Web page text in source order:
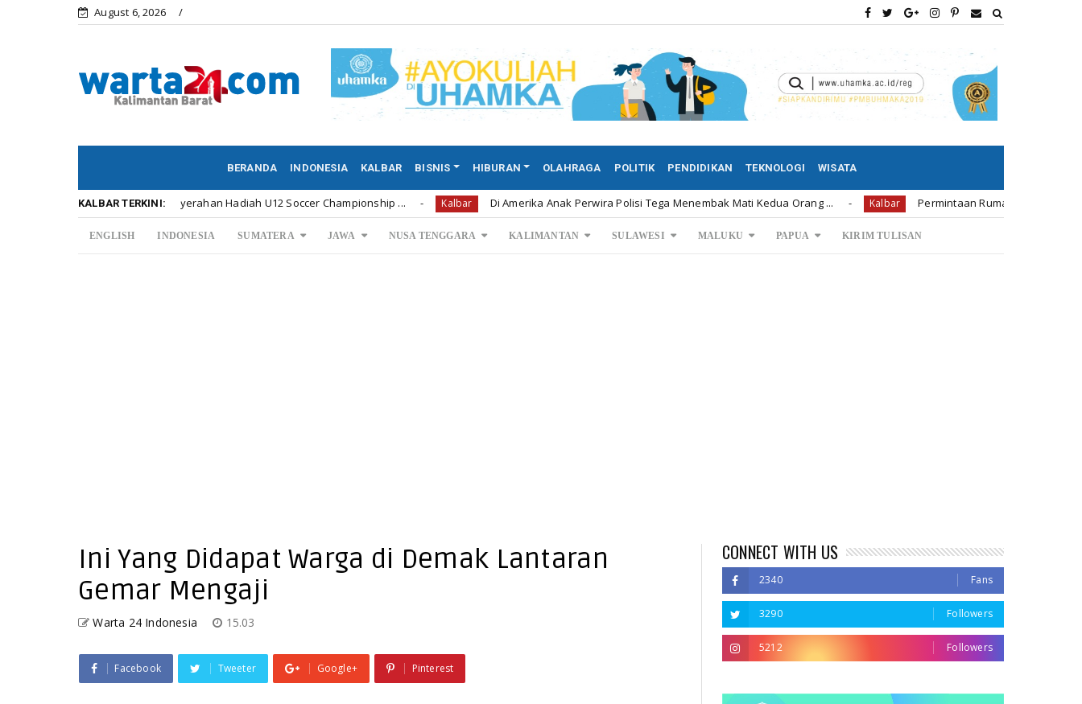
August 6, 2026
BERANDA INDONESIA KALBAR BISNIS HIBURAN OLAHRAGA POLITIK PENDIDIKAN TEKNOLOGI WISATA
KALBAR TERKINI:
Meriahnya Penyerahan Hadiah U12 Soccer Championship ... Kalbar Di Amerika Anak Perwira Polisi Tega Menembak Mati Kedua Orang ... Kalbar Permintaan Rumah Subsidi di Bengkayang
ENGLISH INDONESIA SUMATERA JAWA NUSA TENGGARA KALIMANTAN SULAWESI MALUKU PAPUA KIRIM TULISAN
Ini Yang Didapat Warga di Demak Lantaran
Gemar Mengaji
Warta 24 Indonesia 15.03
Facebook Tweeter Google+ Pinterest
CONNECT WITH US
2340 Fans
3290 Followers
5212 Followers